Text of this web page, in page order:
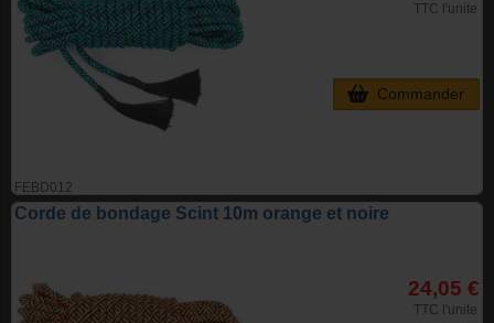
FEBD012
TTC l'unite
Commander
Corde de bondage Scint 10m orange et noire
24,05 €
TTC l'unite